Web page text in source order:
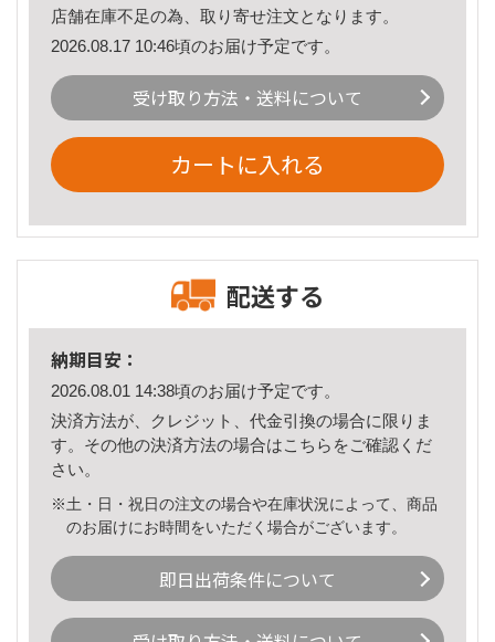
店舗在庫不足の為、取り寄せ注文となります。
2026.08.17 10:46頃のお届け予定です。
受け取り方法・送料について
カートに入れる
配送する
納期目安：
2026.08.01 14:38頃のお届け予定です。
決済方法が、クレジット、代金引換の場合に限りま
す。その他の決済方法の場合はこちら をご確認くだ
さい。
※土・日・祝日の注文の場合や在庫状況によって、商品
のお届けにお時間をいただく場合がございます。
即日出荷条件について